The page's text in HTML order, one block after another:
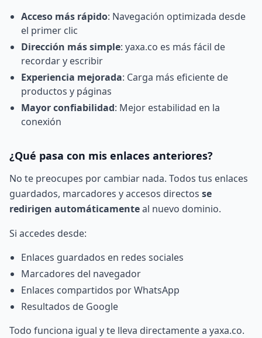
Acceso más rápido: Navegación optimizada desde
el primer clic
Dirección más simple: yaxa.co es más fácil de
recordar y escribir
Experiencia mejorada: Carga más eficiente de
productos y páginas
Mayor confiabilidad: Mejor estabilidad en la
conexión
¿Qué pasa con mis enlaces anteriores?
No te preocupes por cambiar nada. Todos tus enlaces
guardados, marcadores y accesos directos se
redirigen automáticamenteal nuevo dominio.
Si accedes desde:
Enlaces guardados en redes sociales
Marcadores del navegador
Enlaces compartidos por WhatsApp
Resultados de Google
Todo funciona igual y te lleva directamente a yaxa.co.